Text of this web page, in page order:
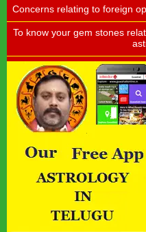
Concerns relating to foreign
To know your gem stones